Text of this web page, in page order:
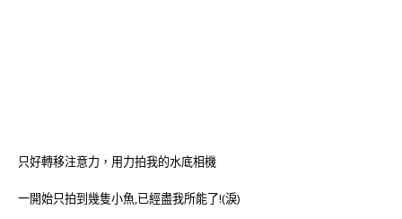
只好轉移注意力，用力拍我的水底相機
一開始只拍到幾隻小魚,已經盡我所能了!(淚)